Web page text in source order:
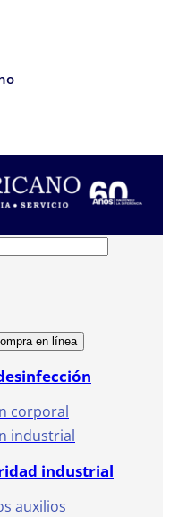
en línea
corporal
industrial
industrial
auxilios